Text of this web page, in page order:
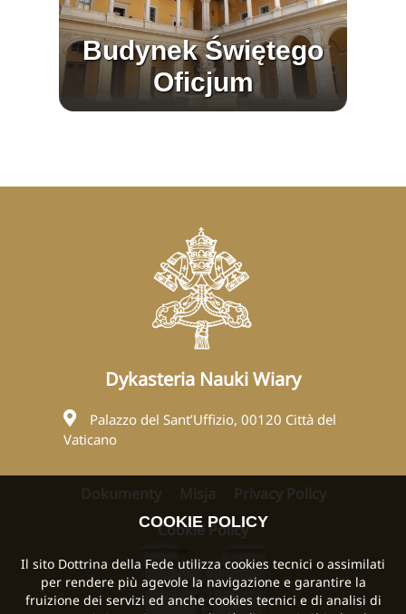
Budynek Świętego
Oficjum
Dykasteria Nauki Wiary
Palazzo del Sant’Uffizio, 00120 Città del
Vaticano
Dokumenty Misja
Privacy Policy
Cookie Policy
COOKIE POLICY
Il sito Dottrina della Fede utilizza cookies tecnici o assimilati
per rendere più agevole la navigazione e garantire la
fruizione dei servizi ed anche cookies tecnici e di analisi di